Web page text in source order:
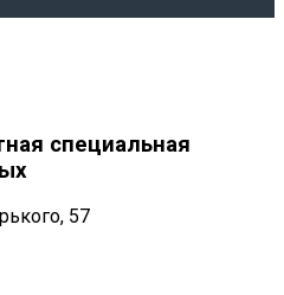
специальная
57